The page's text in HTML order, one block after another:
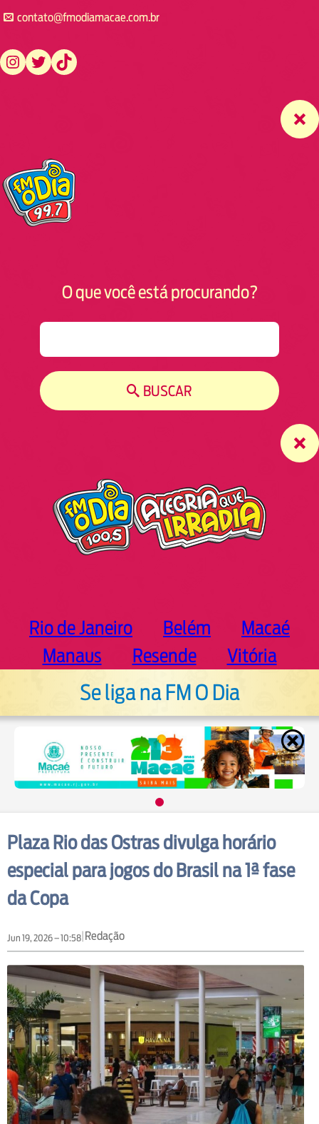
contato@fmodiamacae.com.br
https://www.instagram.com/fmodia.macae/ https://twitter.com/fmodia.macae/ https://www.tiktok.com/@fmodia.macae
O que você está procurando?
BUSCAR
Rio de Janeiro Belém
Macaé
Manaus
Resende Vitória
Se liga na FM O Dia
Plaza Rio das Ostras divulga horário
especial para jogos do Brasil na 1ª fase
da Copa
Jun 19, 2026 – 10:58|Redação